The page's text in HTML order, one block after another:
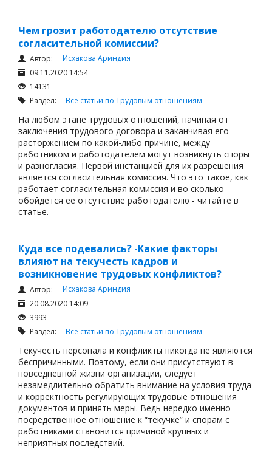
Чем грозит работодателю отсутствие
согласительной комиссии?
Автор:
Исхакова Ариндия
09.11.2020 14:54
14131
Раздел: Все статьи по Трудовым отношениям
На любом этапе трудовых отношений, начиная от
заключения трудового договора и заканчивая его
расторжением по какой-либо причине, между
работником и работодателем могут возникнуть споры
и разногласия. Первой инстанцией для их разрешения
является согласительная комиссия. Что это такое, как
работает согласительная комиссия и во сколько
обойдется ее отсутствие работодателю - читайте в
статье.
Куда все подевались? -Какие факторы
влияют на текучесть кадров и
возникновение трудовых конфликтов?
Автор:
Исхакова Ариндия
20.08.2020 14:09
3993
Раздел: Все статьи по Трудовым отношениям
Текучесть персонала и конфликты никогда не являются
беспричинными. Поэтому, если они присутствуют в
повседневной жизни организации, следует
незамедлительно обратить внимание на условия труда
и корректность регулирующих трудовые отношения
документов и принять меры. Ведь нередко именно
посредственное отношение к “текучке” и спорам с
работниками становится причиной крупных и
неприятных последствий.